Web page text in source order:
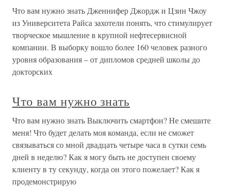
Что вам нужно знать Дженнифер Джордж и Цзин Чжоу
из Университета Райса захотели понять, что стимулирует
творческое мышление в крупной нефтесервисной
компании. В выборку вошло более 160 человек разного
уровня образования – от дипломов средней школы до
докторских
Что вам нужно знать
Что вам нужно знать Выключить смартфон? Не смешите
меня! Что будет делать моя команда, если не сможет
связываться со мной двадцать четыре часа в сутки семь
дней в неделю? Как я могу быть не доступен своему
клиенту в ту секунду, когда он этого пожелает? Как я
продемонстрирую